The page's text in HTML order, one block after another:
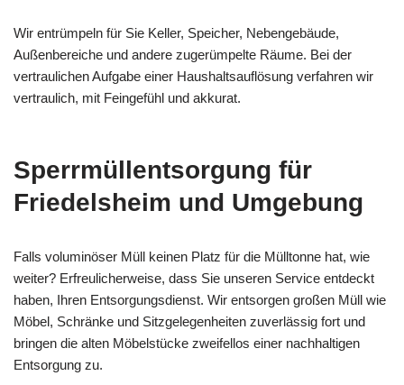
Wir entrümpeln für Sie Keller, Speicher, Nebengebäude,
Außenbereiche und andere zugerümpelte Räume. Bei der
vertraulichen Aufgabe einer Haushaltsauflösung verfahren wir
vertraulich, mit Feingefühl und akkurat.
Sperrmüllentsorgung für
Friedelsheim und Umgebung
Falls voluminöser Müll keinen Platz für die Mülltonne hat, wie
weiter? Erfreulicherweise, dass Sie unseren Service entdeckt
haben, Ihren Entsorgungsdienst. Wir entsorgen großen Müll wie
Möbel, Schränke und Sitzgelegenheiten zuverlässig fort und
bringen die alten Möbelstücke zweifellos einer nachhaltigen
Entsorgung zu.